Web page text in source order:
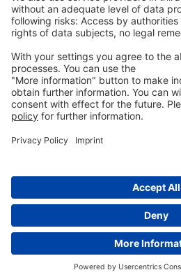
Kontaktaufnehmen
info@ew-nutrition.com